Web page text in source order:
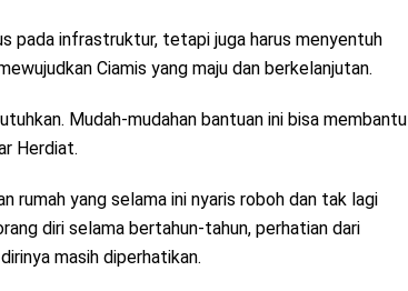
pada infrastruktur, tetapi juga harus menyentuh
Ciamis yang maju dan berkelanjutan.
Mudah-mudahan bantuan ini bisa membantu
Herdiat.
rumah yang selama ini nyaris roboh dan tak lagi
diri selama bertahun-tahun, perhatian dari
masih diperhatikan.